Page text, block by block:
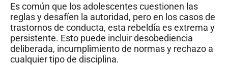
Es común que los adolescentes cuestionen las
reglas y desafíen la autoridad, pero en los casos de
trastornos de conducta, esta rebeldía es extrema y
persistente. Esto puede incluir desobediencia
deliberada, incumplimiento de normas y rechazo a
cualquier tipo de disciplina.